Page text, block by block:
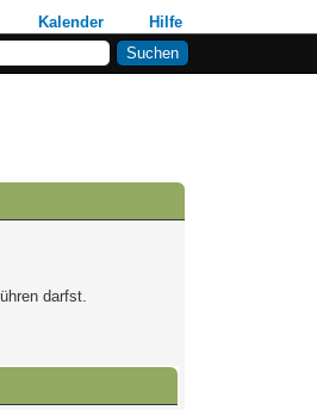
Kalender
Hilfe
darfst.